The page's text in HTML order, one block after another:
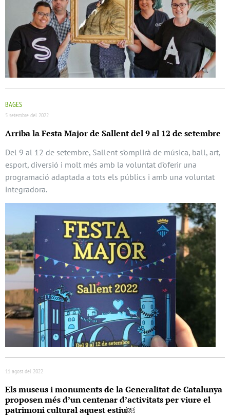
BAGES
5 setembre del 2022
Arriba la Festa Major de Sallent del 9 al 12 de setembre
Del 9 al 12 de setembre, Sallent s’omplirà de música, ball, art,
esport, diversió i molt més amb la voluntat d’oferir una
programació adaptada a tots els públics i amb una voluntat
integradora.
11 agost del 2022
Els museus i monuments de la Generalitat de Catalunya
proposen més d’un centenar d’activitats per viure el
patrimoni cultural aquest estiu￼